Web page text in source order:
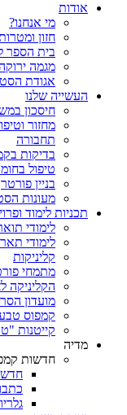
אודות
מי אנחנו?
חזון
בית הספר
מגמה
אגודת
העשייה שלנו
חיסכון
מחזור
תחבורה
בדיקות
טיפול
בניין פורטר
מעונות
תכניות לימוד
לימודי
לימודי
קליניקות
מתמחי
הקליניקה
מועדון
קמפוס
קייטנות
מדיה
חדשות